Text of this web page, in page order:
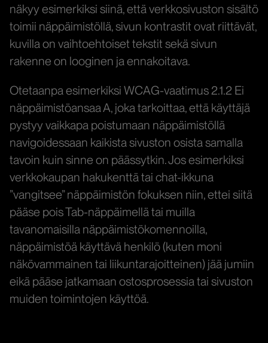
näkyy esimerkiksi siinä, että verkkosivuston sisältö
toimii näppäimistöllä, sivun kontrastit ovat riittävät,
kuvilla on vaihtoehtoiset tekstit sekä sivun
rakenne on looginen ja ennakoitava.
Otetaanpa esimerkiksi WCAG-vaatimus 2.1.2 Ei
näppäimistöansaa A, joka tarkoittaa, että käyttäjä
pystyy vaikkapa poistumaan näppäimistöllä
navigoidessaan kaikista sivuston osista samalla
tavoin kuin sinne on päässytkin. Jos esimerkiksi
verkkokaupan hakukenttä tai chat-ikkuna
”vangitsee” näppäimistön fokuksen niin, ettei siitä
pääse pois Tab-näppäimellä tai muilla
tavanomaisilla näppäimistökomennoilla,
näppäimistöä käyttävä henkilö (kuten moni
näkövammainen tai liikuntarajoitteinen) jää jumiin
eikä pääse jatkamaan ostosprosessia tai sivuston
muiden toimintojen käyttöä.